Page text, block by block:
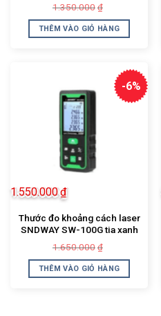
1.350.000 ₫
là:
1.350.000₫.
tại
là:
THÊM VÀO GIỎ HÀNG
-6%
Thước đo khoảng cách laser
SNDWAY SW-100G tia xanh
1.650.000 ₫
là:
1.650.000₫.
1.550.000₫
tại
là:
THÊM VÀO GIỎ HÀNG